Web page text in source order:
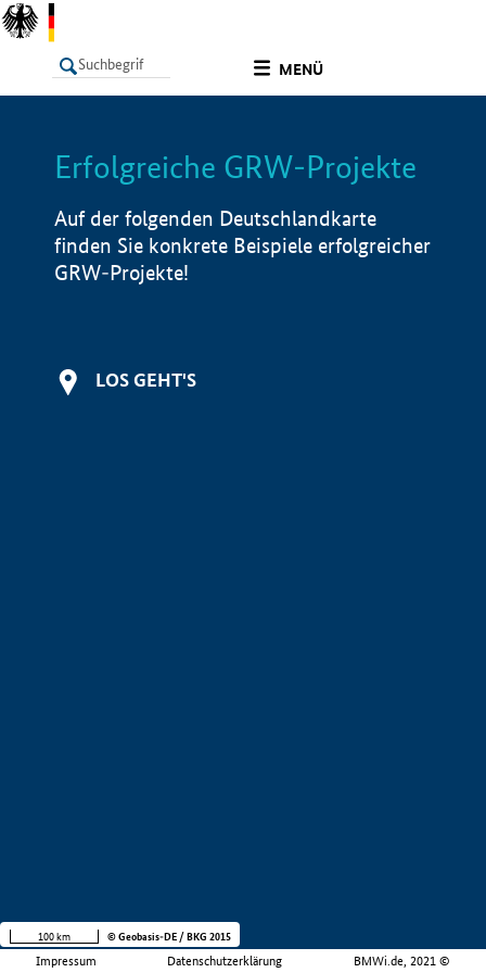
MENÜ
LISTE Info
Erfolgreiche GRW-Projekte
Auf der folgenden Deutschlandkarte
finden Sie konkrete Beispiele erfolgreicher
GRW-Projekte!
LOS GEHT'S
Impressum Datenschutzerklärung BMWi.de, 2021 ©
100 km © Geobasis-DE / BKG 2015